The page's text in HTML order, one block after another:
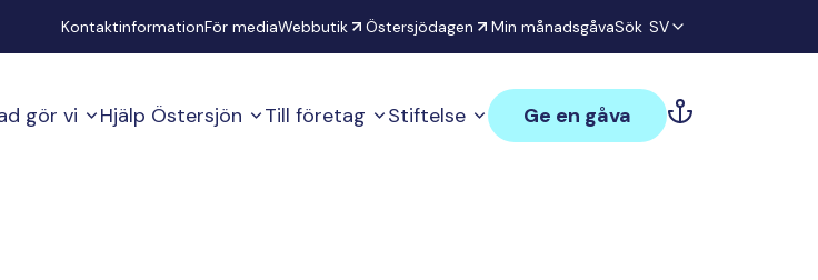
KontaktinformationFör mediaWebbutik Östersjödagen Min månadsgåvaSök SV
gör vi Hjälp Östersjön Till företag Stiftelse Ge en gåva